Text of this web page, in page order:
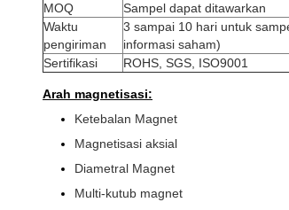
MOQ
Sampel dapat ditawarkan
Waktu
pengiriman
3 sampai 10 hari untuk
informasi saham)
Sertifikasi
ROHS, SGS, ISO9001
Arah magnetisasi:
Ketebalan Magnet
Magnetisasi aksial
Diametral Magnet
Multi-kutub magnet